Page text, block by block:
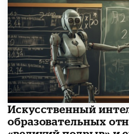
​Искусственный
образовательных